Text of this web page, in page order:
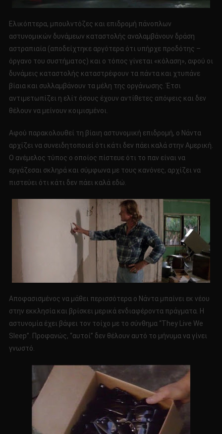
Ελικόπτερα, μπουλντόζες και επιδρομή πάνοπλων
αστυνομικών δυνάμεων καταστολής αναλαμβάνουν δράση
αστραπιαία (αποδείχτηκε αργότερα ότι υπήρχε προδότης –
όργανο του συστήματος) και ο τόπος γίνεται «κόλαση», αφού οι
δυνάμεις καταστολής καταστρέφουν τα πάντα και χτυπάνε
βίαια και συλλαμβάνουν τα μέλη της οργάνωσης. Έτσι
αντιμετωπίζει η ελίτ όσους έχουν αντίθετες απόψεις και δεν
θέλουν να μείνουν κοιμισμένοι.
Αφού παρακολουθεί τη βίαιη αστυνομική επιδρομή, ο Νάντα
αρχίζει να συνειδητοποιεί ότι κάτι δεν πάει καλά στην Αμερική.
Ο ανέμελος τύπος ο οποίος πίστευε ότι το παν είναι να
εργάζεσαι σκληρά και σύμφωνα με τους κανόνες, αρχίζει να
πιστεύει ότι κάτι δεν πάει καλά εδώ.
Αποφασισμένος να μάθει περισσότερα ο Νάντα μπαίνει εκ νέου
στην εκκλησία και βρίσκει μερικά ενδιαφέροντα πράγματα. Η
αστυνομία έχει βάψει τον τοίχο με το σύνθημα “They Live We
Sleep”. Προφανώς, “αυτοί” δεν θέλουν αυτό το μήνυμα να γίνει
γνωστό.